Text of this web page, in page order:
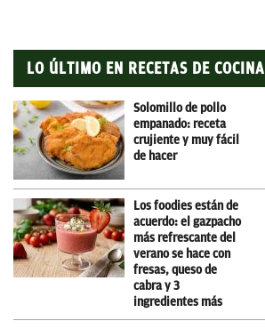
LO ÚLTIMO EN RECETAS DE COCINA
Solomillo de pollo
empanado: receta
crujiente y muy fácil
de hacer
Los foodies están de
acuerdo: el gazpacho
más refrescante del
verano se hace con
fresas, queso de
cabra y 3
ingredientes más